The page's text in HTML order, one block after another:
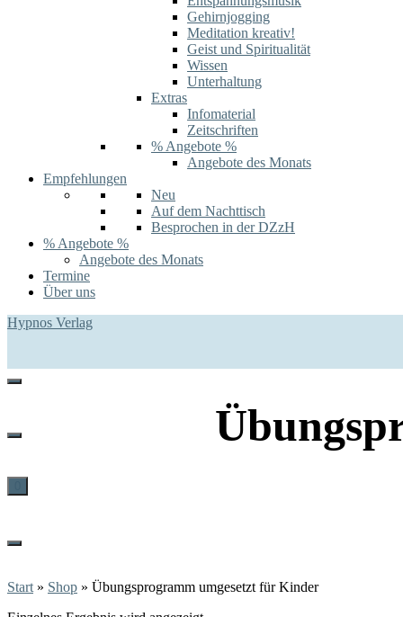
Gehirnjogging
Meditation kreativ!
Geist und Spiritualität
Wissen
Unterhaltung
Extras
Infomaterial
Zeitschriften
% Angebote %
Angebote des Monats
Empfehlungen
Neu
Auf dem Nachttisch
Besprochen in der DZzH
% Angebote %
Angebote des Monats
Termine
Über uns
Hypnos Verlag
Start » Shop » Übungsprogramm umgesetzt für Kinder